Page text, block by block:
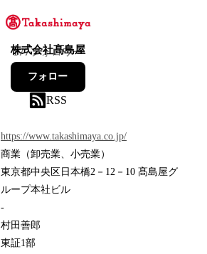
株式会社髙島屋
177フォロワー
フォロー
RSS
https://www.takashimaya.co.jp/
商業（卸売業、小売業）
東京都中央区日本橋2－12－10 髙島屋グ
ループ本社ビル
-
村田善郎
東証1部